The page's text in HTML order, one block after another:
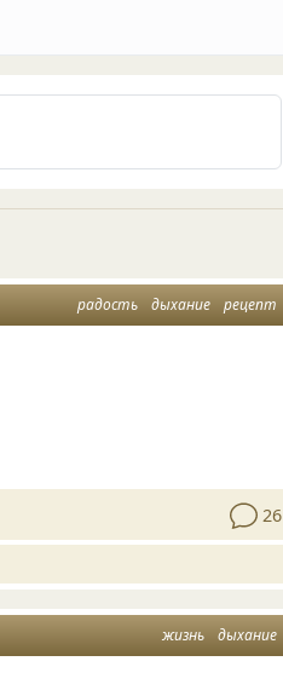
радость дыхание рецепт
26
жизнь дыхание